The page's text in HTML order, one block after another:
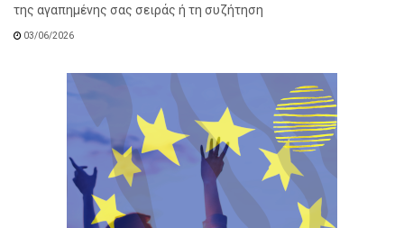
της αγαπημένης σας σειράς ή τη συζήτηση
03/06/2026